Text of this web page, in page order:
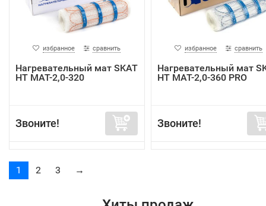
избранное сравнить
Нагревательный мат SKAT
HT MAT-2,0-320
Звоните!
избранное сравнить
Нагревательный мат
HT MAT-2,0-360 PRO
Звоните!
1 2 3 →